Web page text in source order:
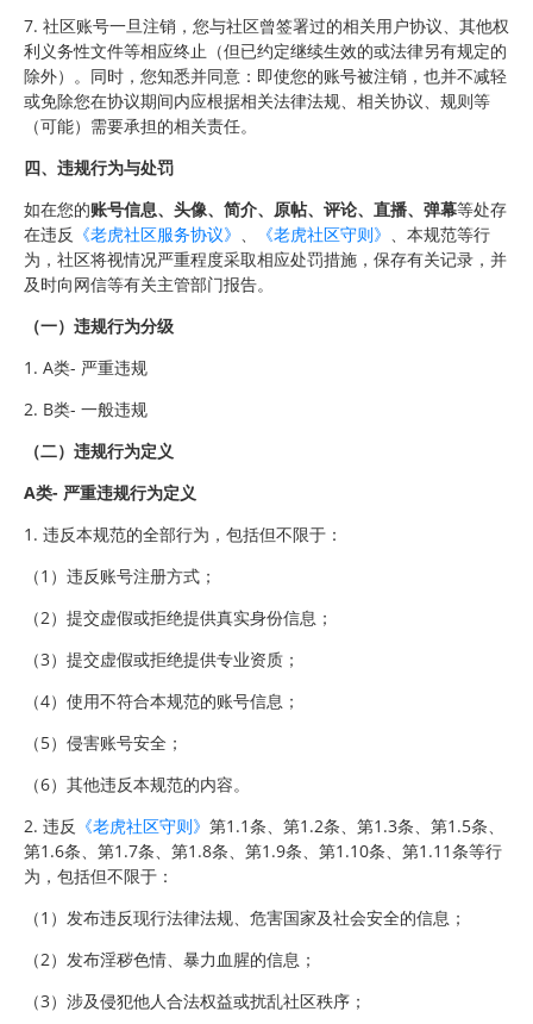
7. 社区账号一旦注销，您与社区曾签署过的相关用户协议、其他权
利义务性文件等相应终止（但已约定继续生效的或法律另有规定的
除外）。同时，您知悉并同意：即使您的账号被注销，也并不减轻
或免除您在协议期间内应根据相关法律法规、相关协议、规则等
（可能）需要承担的相关责任。
四、违规行为与处罚
如在您的账号信息、头像、简介、原帖、评论、直播、弹幕等处存
在违反 《老虎社区服务协议》 、 《老虎社区守则》 、本规范等行
为，社区将视情况严重程度采取相应处罚措施，保存有关记录，并
及时向网信等有关主管部门报告。
（一）违规行为分级
1. A类- 严重违规
2. B类- 一般违规
（二）违规行为定义
A类- 严重违规行为定义
1. 违反本规范的全部行为，包括但不限于：
（1）违反账号注册方式；
（2）提交虚假或拒绝提供真实身份信息；
（3）提交虚假或拒绝提供专业资质；
（4）使用不符合本规范的账号信息；
（5）侵害账号安全；
（6）其他违反本规范的内容。
2. 违反 《老虎社区守则》 第1.1条、第1.2条、第1.3条、第1.5条、
第1.6条、第1.7条、第1.8条、第1.9条、第1.10条、第1.11条等行
为，包括但不限于：
（1）发布违反现行法律法规、危害国家及社会安全的信息；
（2）发布淫秽色情、暴力血腥的信息；
（3）涉及侵犯他人合法权益或扰乱社区秩序；